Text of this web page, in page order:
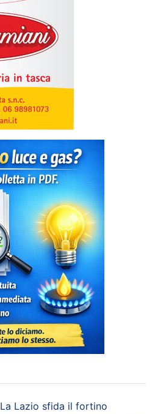
La Lazio sfida il fortino